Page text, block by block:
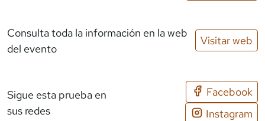
Consulta toda la información en la web
del evento
Visitar web
Sigue esta prueba en
sus redes
Facebook
Instagram